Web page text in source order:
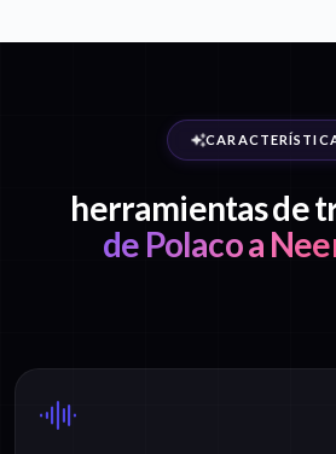
herramientas de
de Polaco a